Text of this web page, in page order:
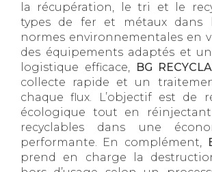
la récupération, le tri et le
types de fer et métaux dans
normes environnementales en
des équipements adaptés et
logistique efficace,
BG
collecte rapide et un
chaque flux. L’objectif est de
écologique tout en
recyclables dans une
performante. En complément,
prend en charge la